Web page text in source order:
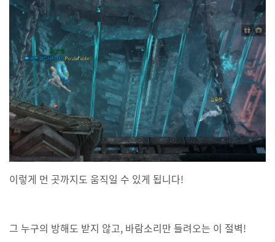
이렇게 먼 곳까지도 움직일 수 있게 됩니다!
그 누구의 방해도 받지 않고, 바람소리만 들려오는 이 절벽!